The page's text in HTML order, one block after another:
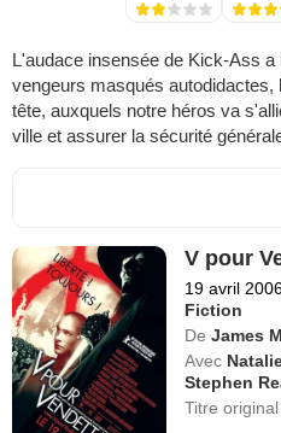
L'audace insensée de Kick-Ass a
vengeurs masqués
tête, auxquels notre héros va
ville et assurer la sécurité
V pour
19 avril
Fiction
De James
Avec
Stephen
Titre